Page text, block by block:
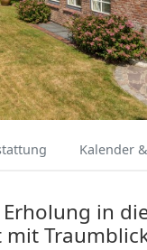
Kalender
in